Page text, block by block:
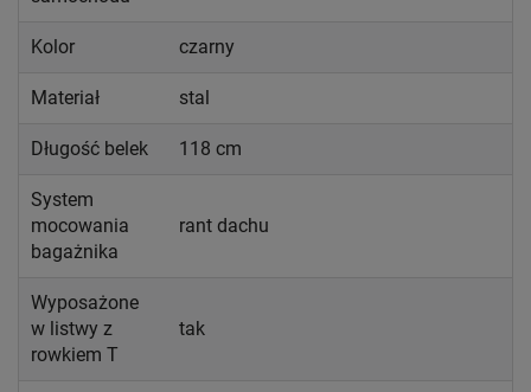
Kolor czarny
Materiał stal
Długość belek 118 cm
System
mocowania
bagażnika
rant dachu
Wyposażone
w listwy z
rowkiem T
tak